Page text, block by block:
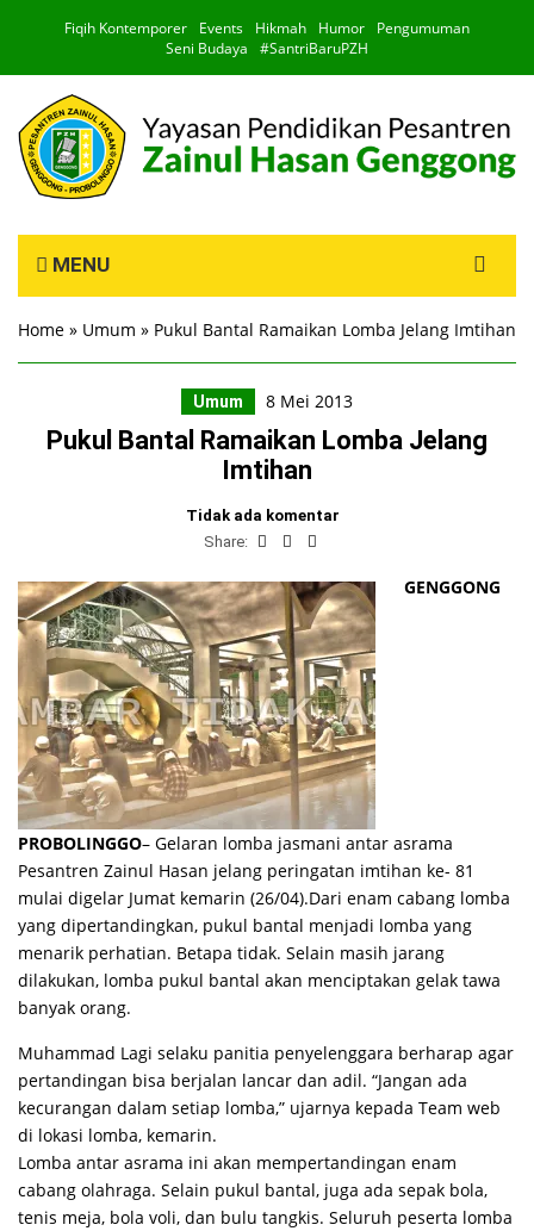
Fiqih Kontemporer Events Hikmah Humor
Pengumuman
Seni Budaya
#SantriBaruPZH
MENU
Home » Umum » Pukul Bantal Ramaikan Lomba Jelang Imtihan
Umum 8 Mei 2013
Pukul Bantal Ramaikan Lomba Jelang
Imtihan
Tidak ada komentar
Share:
GENGGONG
PROBOLINGGO– Gelaran lomba jasmani antar asrama
Pesantren Zainul Hasan jelang peringatan imtihan ke- 81
mulai digelar Jumat kemarin (26/04).Dari enam cabang lomba
yang dipertandingkan, pukul bantal menjadi lomba yang
menarik perhatian. Betapa tidak. Selain masih jarang
dilakukan, lomba pukul bantal akan menciptakan gelak tawa
banyak orang.
Muhammad Lagi selaku panitia penyelenggara berharap agar
pertandingan bisa berjalan lancar dan adil. “Jangan ada
kecurangan dalam setiap lomba,” ujarnya kepada Team web
di lokasi lomba, kemarin.
Lomba antar asrama ini akan mempertandingan enam
cabang olahraga. Selain pukul bantal, juga ada sepak bola,
tenis meja, bola voli, dan bulu tangkis. Seluruh peserta lomba